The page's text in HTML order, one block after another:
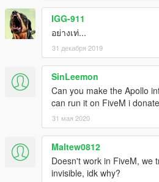
IGG-911
อย่างเท่...
31 декабря 2019
SinLeemon
Can you make the Apollo
can run it on FiveM i
31 мая 2020
Maltew0812
Doesn't work in FiveM, we
invisible, idk why?